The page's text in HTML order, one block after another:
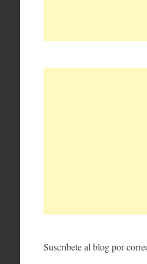
Suscríbete al blog por